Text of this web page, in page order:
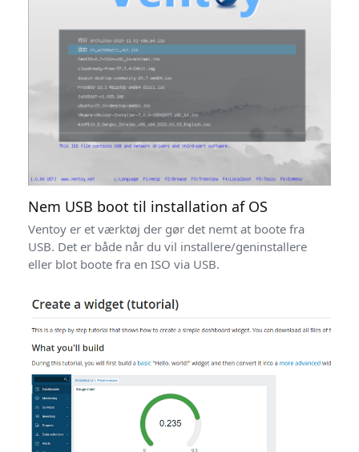
Nem USB boot til installation af OS
Ventoy er et værktøj der gør det nemt at boote fra
USB. Det er både når du vil installere/geninstallere
eller blot boote fra en ISO via USB.